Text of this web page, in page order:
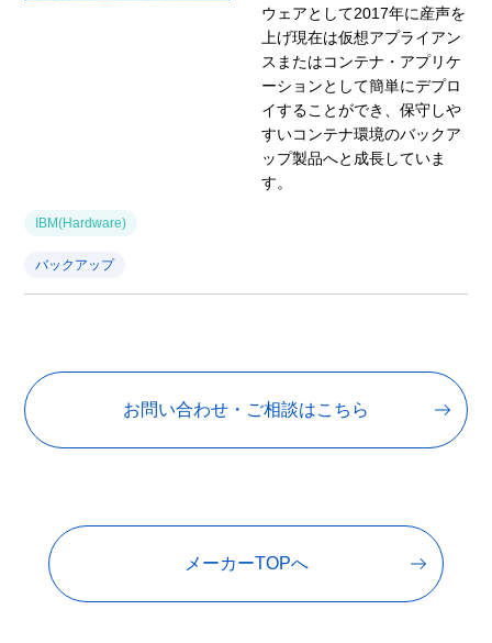
ウェアとして2017年に産声を
上げ現在は仮想アプライアン
スまたはコンテナ・アプリケ
ーションとして簡単にデプロ
イすることができ、保守しや
すいコンテナ環境のバックア
ップ製品へと成長していま
す。
IBM(Hardware)
バックアップ
お問い合わせ・ご相談はこちら
メーカーTOPへ